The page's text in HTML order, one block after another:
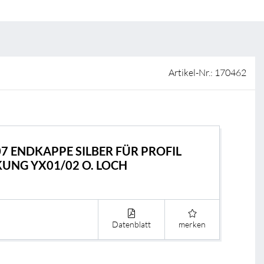
BL Controller
BL Funk
BL DALI
Artikel-Nr.: 170462
ENDKAPPE SILBER FÜR PROFIL
YX01/02 O. LOCH
Datenblatt merken